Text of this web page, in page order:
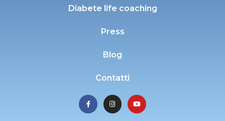
Diabete life coaching
Press
Blog
Contatti